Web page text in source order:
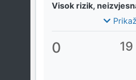
Visok rizik,
0 19